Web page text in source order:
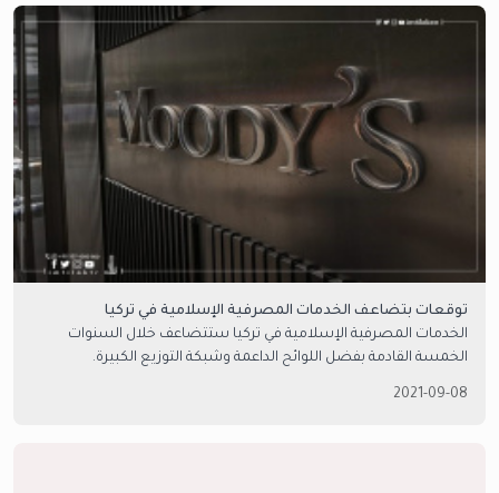
توقعات بتضاعف الخدمات المصرفية الإسلامية في تركيا
الخدمات المصرفية الإسلامية في تركيا ستتضاعف خلال السنوات
الخمسة القادمة بفضل اللوائح الداعمة وشبكة التوزيع الكبيرة.
2021-09-08